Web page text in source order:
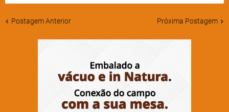
Postagem Anterior Próxima Postagem